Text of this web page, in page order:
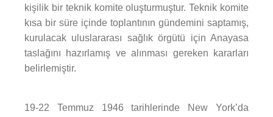
kişilik bir teknik komite oluşturmuştur. Teknik komite
kısa bir süre içinde toplantının gündemini saptamış,
kurulacak uluslararası sağlık örgütü için Anayasa
taslağını hazırlamış ve alınması gereken kararları
belirlemiştir.
19-22 Temmuz 1946 tarihlerinde New York’da